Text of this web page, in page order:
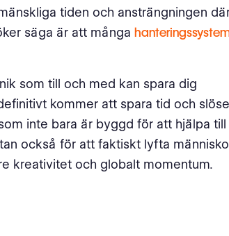
tiden och ansträngningen
säga är att många
som till och med kan spara dig
kommer att spara tid och
inte bara är byggd för att hjälpa till
också för att faktiskt lyfta
kreativitet och globalt momentum.